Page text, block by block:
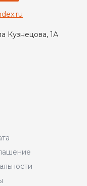
Кузнецова, 1А